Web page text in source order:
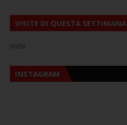
VISITE DI QUESTA SETTIMANA
NaN
INSTAGRAM